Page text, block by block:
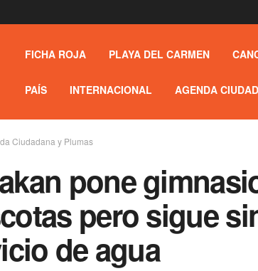
FICHA ROJA PLAYA DEL CARMEN
PAÍS INTERNACIONAL AGENDA
Ciudadana y Plumas
pone
pero sigue
de agua